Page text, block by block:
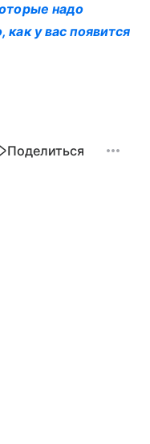
надо
как у вас появится
Поделиться